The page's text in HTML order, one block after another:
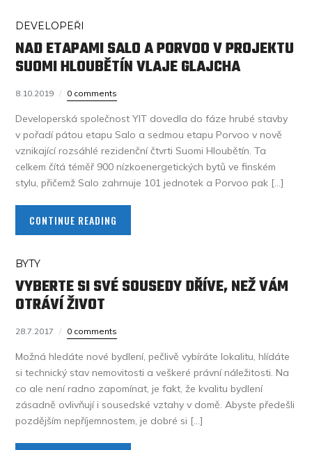
DEVELOPEŘI
NAD ETAPAMI SALO A PORVOO V PROJEKTU
SUOMI HLOUBĚTÍN VLAJE GLAJCHA
8.10.2019 0 comments
Developerská společnost YIT dovedla do fáze hrubé stavby
v pořadí pátou etapu Salo a sedmou etapu Porvoo v nově
vznikající rozsáhlé rezidenční čtvrti Suomi Hloubětín. Ta
celkem čítá téměř 900 nízkoenergetických bytů ve finském
stylu, přičemž Salo zahrnuje 101 jednotek a Porvoo pak […]
CONTINUE READING
BYTY
VYBERTE SI SVÉ SOUSEDY DŘÍVE, NEŽ VÁM
OTRÁVÍ ŽIVOT
28.7.2017 0 comments
Možná hledáte nové bydlení, pečlivě vybíráte lokalitu, hlídáte
si technický stav nemovitosti a veškeré právní náležitosti. Na
co ale není radno zapomínat, je fakt, že kvalitu bydlení
zásadně ovlivňují i sousedské vztahy v domě. Abyste předešli
pozdějším nepříjemnostem, je dobré si […]